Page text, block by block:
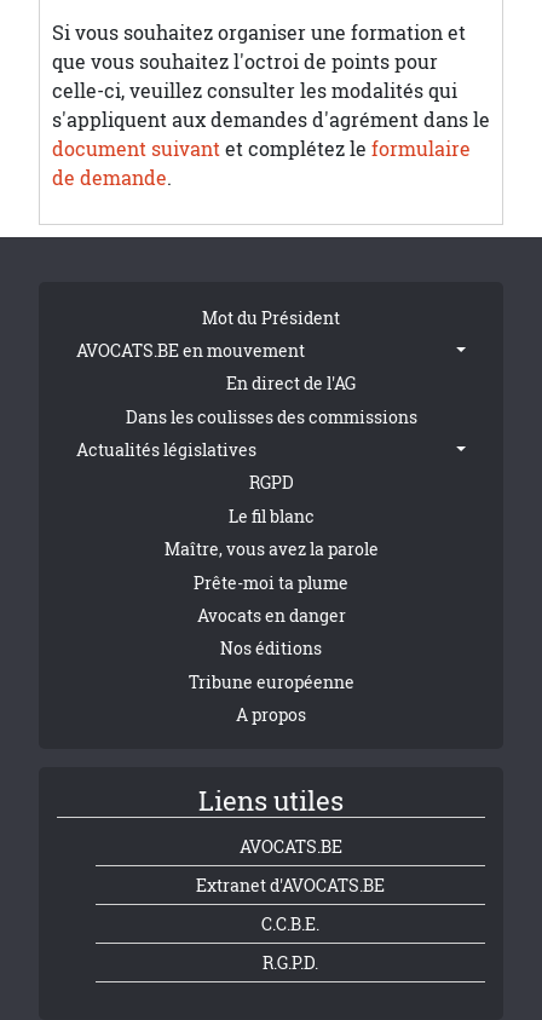
Si vous souhaitez organiser une formation et
que vous souhaitez l'octroi de points pour
celle-ci, veuillez consulter les modalités qui
s'appliquent aux demandes d'agrément dans le
document suivantet complétez le formulaire
de demande.
Tribune FooterMot du Président
AVOCATS.BE en mouvement
En direct de l'AG
Dans les coulisses des commissions
Actualités législatives
RGPD
Le fil blanc
Maître, vous avez la parole
Prête-moi ta plume
Avocats en danger
Nos éditions
Tribune européenne
A propos
Liens utiles
AVOCATS.BE
Extranet d'AVOCATS.BE
C.C.B.E.
R.G.P.D.